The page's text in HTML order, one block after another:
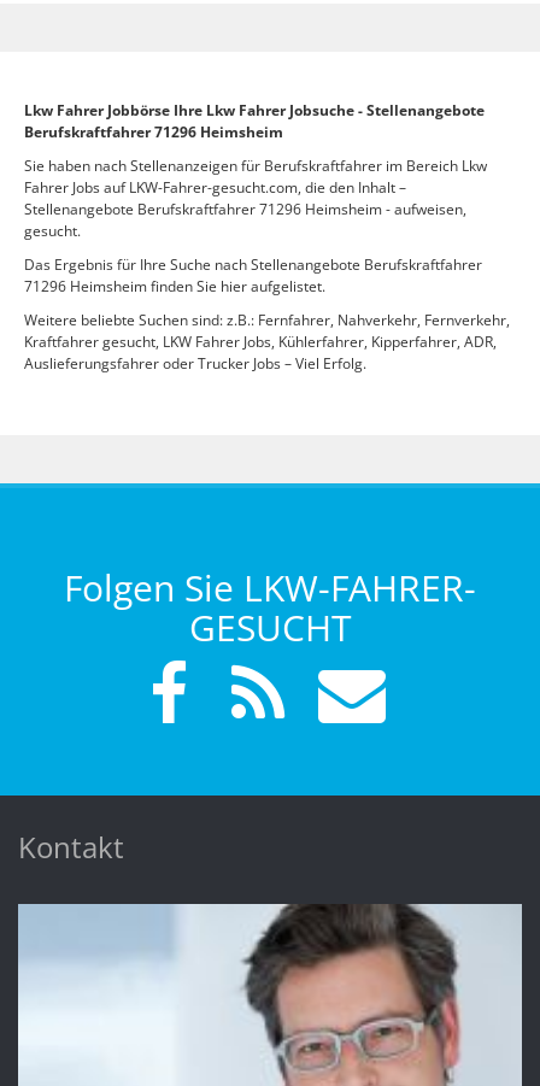
Lkw Fahrer Jobbörse Ihre Lkw Fahrer Jobsuche - Stellenangebote
Berufskraftfahrer 71296 Heimsheim
Sie haben nach Stellenanzeigen für Berufskraftfahrer im Bereich Lkw
Fahrer Jobs auf LKW-Fahrer-gesucht.com, die den Inhalt –
Stellenangebote Berufskraftfahrer 71296 Heimsheim - aufweisen,
gesucht.
Das Ergebnis für Ihre Suche nach Stellenangebote Berufskraftfahrer
71296 Heimsheim finden Sie hier aufgelistet.
Weitere beliebte Suchen sind: z.B.: Fernfahrer, Nahverkehr, Fernverkehr,
Kraftfahrer gesucht, LKW Fahrer Jobs, Kühlerfahrer, Kipperfahrer, ADR,
Auslieferungsfahrer oder Trucker Jobs – Viel Erfolg.
Folgen Sie LKW-FAHRER-
GESUCHT
Kontakt